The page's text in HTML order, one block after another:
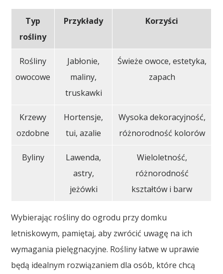
Typ
rośliny
Przykłady Korzyści
Rośliny
owocowe
Jabłonie,
maliny,
truskawki
Świeże owoce, estetyka,
zapach
Krzewy
ozdobne
Hortensje,
tui, azalie
Wysoka dekoracyjność,
różnorodność kolorów
Byliny
Lawenda,
astry,
jeżówki
Wieloletność,
różnorodność
kształtów i barw
Wybierając rośliny do ogrodu przy domku
letniskowym, pamiętaj, aby zwrócić uwagę na ich
wymagania pielęgnacyjne. Rośliny łatwe w uprawie
będą idealnym rozwiązaniem dla osób, które chcą